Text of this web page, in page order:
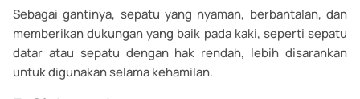
Sebagai gantinya, sepatu yang nyaman, berbantalan, dan
memberikan dukungan yang baik pada kaki, seperti sepatu
datar atau sepatu dengan hak rendah, lebih disarankan
untuk digunakan selama kehamilan.